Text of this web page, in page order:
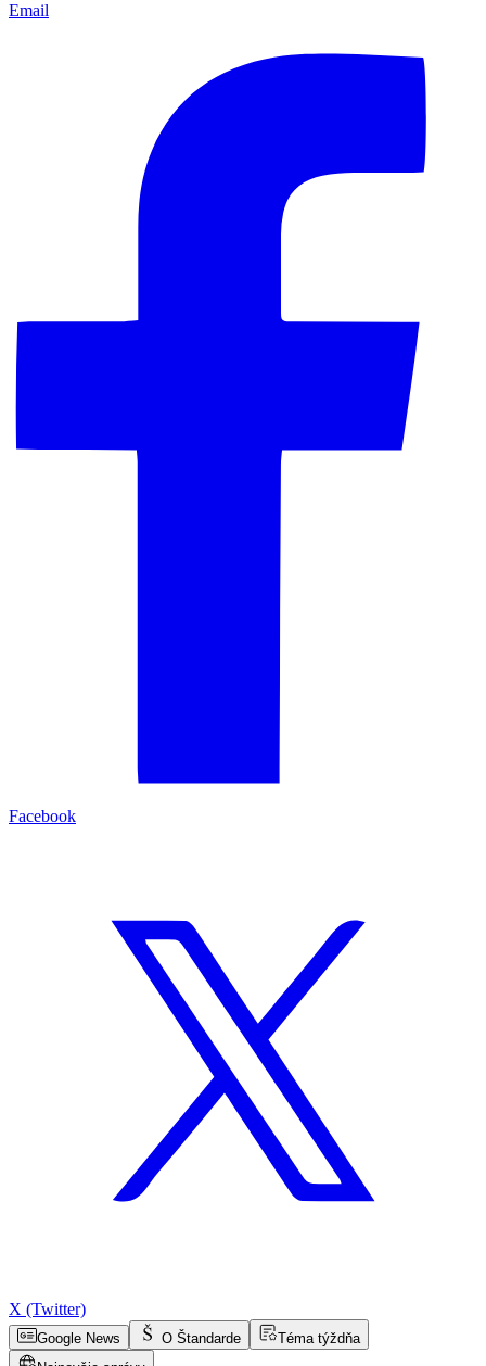
Email
Facebook
X (Twitter)
Google News O Štandarde
Téma týždňa